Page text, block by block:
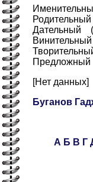
Дательный
[Нет данных]
Буганов
А Б В Г